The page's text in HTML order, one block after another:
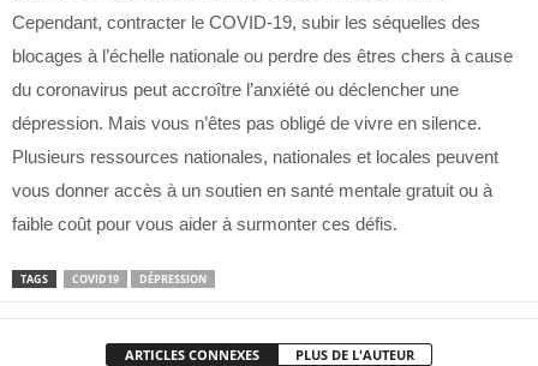
Cependant, contracter le COVID-19, subir les séquelles des
blocages à l’échelle nationale ou perdre des êtres chers à cause
du coronavirus peut accroître l’anxiété ou déclencher une
dépression. Mais vous n’êtes pas obligé de vivre en silence.
Plusieurs ressources nationales, nationales et locales peuvent
vous donner accès à un soutien en santé mentale gratuit ou à
faible coût pour vous aider à surmonter ces défis.
TAGS COVID19 DÉPRESSION
ARTICLES CONNEXES PLUS DE L'AUTEUR